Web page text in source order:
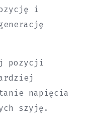
i
pozycji
napięcia
szyję.